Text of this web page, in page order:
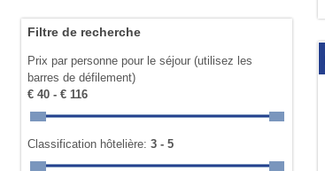
Filtre de recherche
Prix par personne pour le séjour (utilisez les
barres de défilement)
€ 40 - € 116
Classification hôtelière:3 - 5